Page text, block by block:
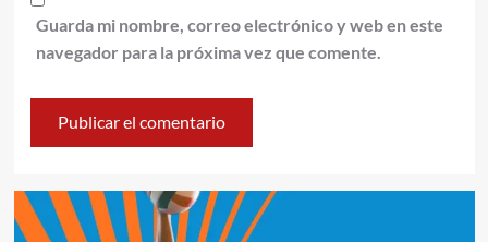
Guarda mi nombre, correo electrónico y web en este
navegador para la próxima vez que comente.